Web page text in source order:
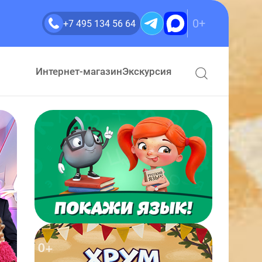
+7 495 134 56 64 0+
Интернет-магазинЭкскурсия